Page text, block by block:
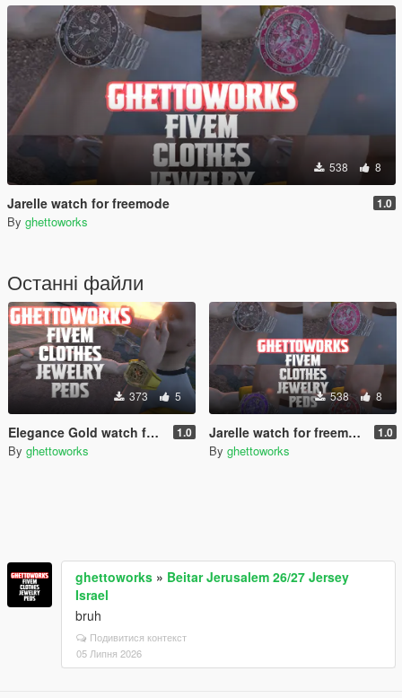
538 8
Jarelle watch for freemode 1.0
By ghettoworks
Останні файли
373 5
Elegance Gold watch for freemode 1.0
By ghettoworks
538 8
Jarelle watch for freemode 1.0
By ghettoworks
ghettoworks » Beitar Jerusalem 26/27 Jersey
Israel
bruh
Подивитися контекст
05 Липня 2026